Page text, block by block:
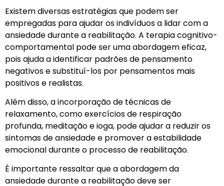
Existem diversas estratégias que podem ser
empregadas para ajudar os indivíduos a lidar com a
ansiedade durante a reabilitação. A terapia cognitivo-
comportamental pode ser uma abordagem eficaz,
pois ajuda a identificar padrões de pensamento
negativos e substituí-los por pensamentos mais
positivos e realistas.
Além disso, a incorporação de técnicas de
relaxamento, como exercícios de respiração
profunda, meditação e ioga, pode ajudar a reduzir os
sintomas de ansiedade e promover a estabilidade
emocional durante o processo de reabilitação.
É importante ressaltar que a abordagem da
ansiedade durante a reabilitação deve ser